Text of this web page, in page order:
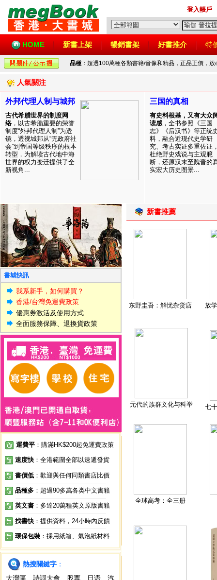
登入帳戶
HOME 新書上架 暢銷書架 好書推介 特
品種 ：超過100萬種各類書籍/音像和精品，正品正價，
人氣關注
外邦代理人制与城邦
古代希腊世界的制度网
络 ，以古希腊重要的荣誉
制度“外邦代理人制”为透
镜，透视城邦从“无政府社
会”到帝国等级秩序的根本
转型，为解读古代地中海
世界的权力变迁提供了全
新视角...
三国的真相
有史料根基，又有大众
读感 ，全书参照《三国
志》《后汉书》等正统
料，融合近现代史学研
究、考古实证多重佐证
杜绝野史戏说与主观臆
断，还原汉末至魏晋的
实宏大历史图景...
書城快訊
我系新手，如何購買？
香港/台灣免運費政策
優惠券激活及使用方式
全面服務保障、退換貨政策
運費平 ：購滿HK$200起免運費政策
速度快 ：全港範圍全部以速遞發貨
書價低 ：歡迎與任何同類書店比價
品種多 ：超過90多萬各类中文書籍
英文書 ：多達20萬種英文原版書籍
找書快 ：提供資料，24小時內反饋
環保包裝 ：採用紙箱、氣泡紙材料
熱搜關鍵字 ：
大灣區
詩詞大會 股票 日语
汽
新書推薦
东野圭吾：解忧杂货店 放
元代的族群文化与科举 七
全球高考：全三册